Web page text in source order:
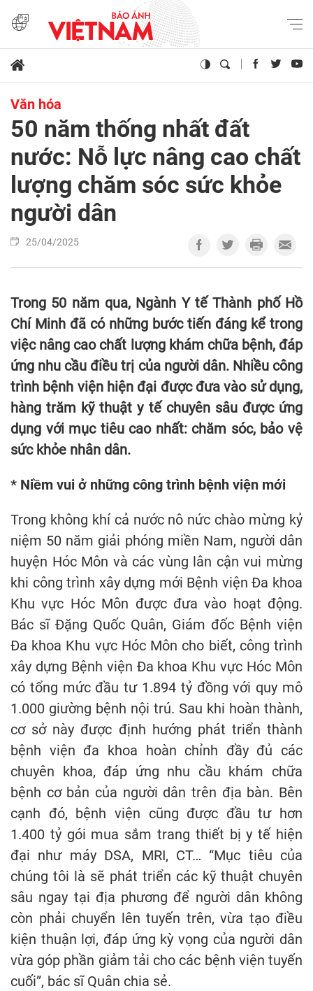
Văn hóa
50 năm thống nhất đất
nước: Nỗ lực nâng cao chất
lượng chăm sóc sức khỏe
người dân
25/04/2025
Trong 50 năm qua, Ngành Y tế Thành phố Hồ
Chí Minh đã có những bước tiến đáng kể trong
việc nâng cao chất lượng khám chữa bệnh, đáp
ứng nhu cầu điều trị của người dân. Nhiều công
trình bệnh viện hiện đại được đưa vào sử dụng,
hàng trăm kỹ thuật y tế chuyên sâu được ứng
dụng với mục tiêu cao nhất: chăm sóc, bảo vệ
sức khỏe nhân dân.
* Niềm vui ở những công trình bệnh viện mới
Trong không khí cả nước nô nức chào mừng kỷ
niệm 50 năm giải phóng miền Nam, người dân
huyện Hóc Môn và các vùng lân cận vui mừng
khi công trình xây dựng mới Bệnh viện Đa khoa
Khu vực Hóc Môn được đưa vào hoạt động.
Bác sĩ Đặng Quốc Quân, Giám đốc Bệnh viện
Đa khoa Khu vực Hóc Môn cho biết, công trình
xây dựng Bệnh viện Đa khoa Khu vực Hóc Môn
có tổng mức đầu tư 1.894 tỷ đồng với quy mô
1.000 giường bệnh nội trú. Sau khi hoàn thành,
cơ sở này được định hướng phát triển thành
bệnh viện đa khoa hoàn chỉnh đầy đủ các
chuyên khoa, đáp ứng nhu cầu khám chữa
bệnh cơ bản của người dân trên địa bàn. Bên
cạnh đó, bệnh viện cũng được đầu tư hơn
1.400 tỷ gói mua sắm trang thiết bị y tế hiện
đại như máy DSA, MRI, CT… “Mục tiêu của
chúng tôi là sẽ phát triển các kỹ thuật chuyên
sâu ngay tại địa phương để người dân không
còn phải chuyển lên tuyến trên, vừa tạo điều
kiện thuận lợi, đáp ứng kỳ vọng của người dân
vừa góp phần giảm tải cho các bệnh viện tuyến
cuối”, bác sĩ Quân chia sẻ.